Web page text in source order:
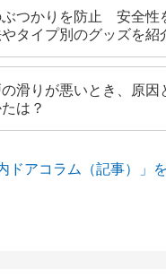
ぶつかりを防止 安全性
タイプ別のグッズを紹
滑りが悪いとき、原因
は？
ドアコラム（記事）」を